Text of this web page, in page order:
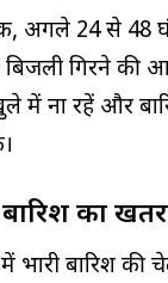
अगले 24 से 48
गिरने की
में ना रहें और
का
बारिश की